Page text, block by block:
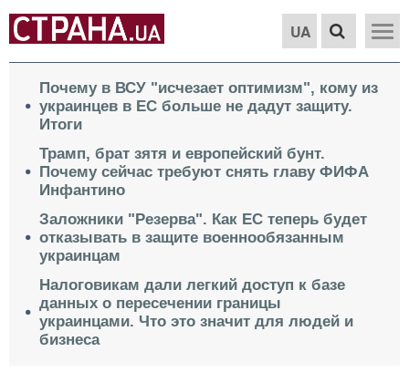
UA
Почему в ВСУ "исчезает оптимизм", кому из
украинцев в ЕС больше не дадут защиту.
Итоги
Трамп, брат зятя и европейский бунт.
Почему сейчас требуют снять главу ФИФА
Инфантино
Заложники "Резерва". Как ЕС теперь будет
отказывать в защите военнообязанным
украинцам
Налоговикам дали легкий доступ к базе
данных о пересечении границы
украинцами. Что это значит для людей и
бизнеса